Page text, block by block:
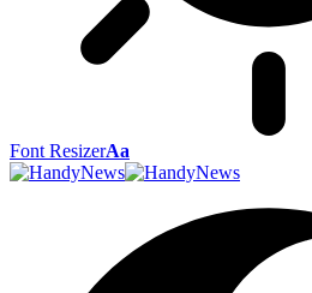
Font ResizerAa